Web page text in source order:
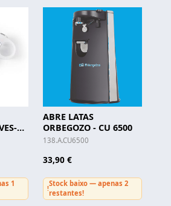
1
ABRE LATAS
ORBEGOZO - CU 6500
138.A.CU6500
33,90 €
!
Stock baixo — apenas 2
restantes!